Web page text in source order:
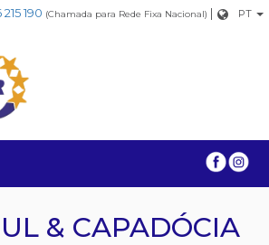
190 (Chamada para Rede Fixa Nacional) | PT
& CAPADÓCIA